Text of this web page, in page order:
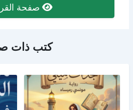
صفحة
كتب ذات